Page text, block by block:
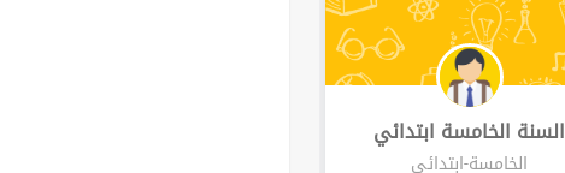
السنة الخامسة ابتدائي
الخامسة-ابتدائي